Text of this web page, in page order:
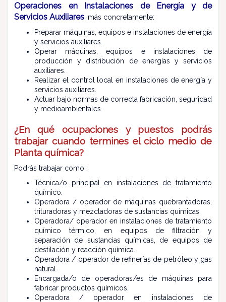
Operaciones en Instalaciones de Energía y de
Servicios Auxiliares , más concretamente:
Preparar máquinas, equipos e instalaciones de energía
y servicios auxiliares.
Operar máquinas, equipos e instalaciones de
producción y distribución de energías y servicios
auxiliares.
Realizar el control local en instalaciones de energía y
servicios auxiliares.
Actuar bajo normas de correcta fabricación, seguridad
y medioambientales.
¿En qué ocupaciones y puestos podrás
trabajar cuando termines el ciclo medio de
Planta química?
Podrás trabajar como:
Técnica/o principal en instalaciones de tratamiento
químico.
Operadora / operador de máquinas quebrantadoras,
trituradoras y mezcladoras de sustancias químicas.
Operadora/ operador en instalaciones de tratamiento
químico térmico, en equipos de filtración y
separación de sustancias químicas, de equipos de
destilación y reacción química.
Operadora / operador de refinerías de petróleo y gas
natural.
Encargada/o de operadoras/es de máquinas para
fabricar productos químicos.
Operadora / operador en instalaciones de